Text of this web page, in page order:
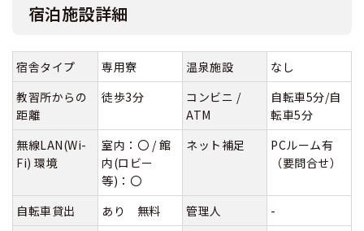
宿泊施設詳細
宿舎タイプ 専用寮 温泉施設
なし
教習所からの
距離
徒歩3分
コンビニ /
ATM
自転車5分/自
転車5分
無線LAN(Wi-
Fi) 環境
室内：〇 / 館
内(ロビー
等)：〇
ネット補足
PCルーム有
（要問合せ）
自転車貸出 あり 無料 管理人
-